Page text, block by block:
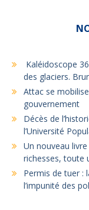
Kaléidoscope
des glaciers.
Attac se
gouvernement
Décès de
l’Université
Un nouveau
richesses, toute
Permis de tuer :
l’impunité des